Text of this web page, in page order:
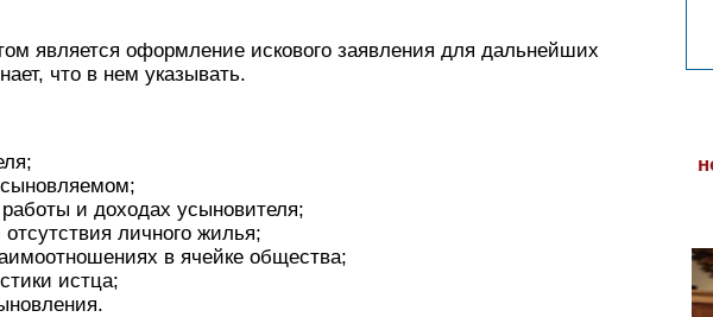
является оформление искового заявления для дальнейших
что в нем указывать.
и доходах усыновителя;
личного жилья;
в ячейке общества;
истца;